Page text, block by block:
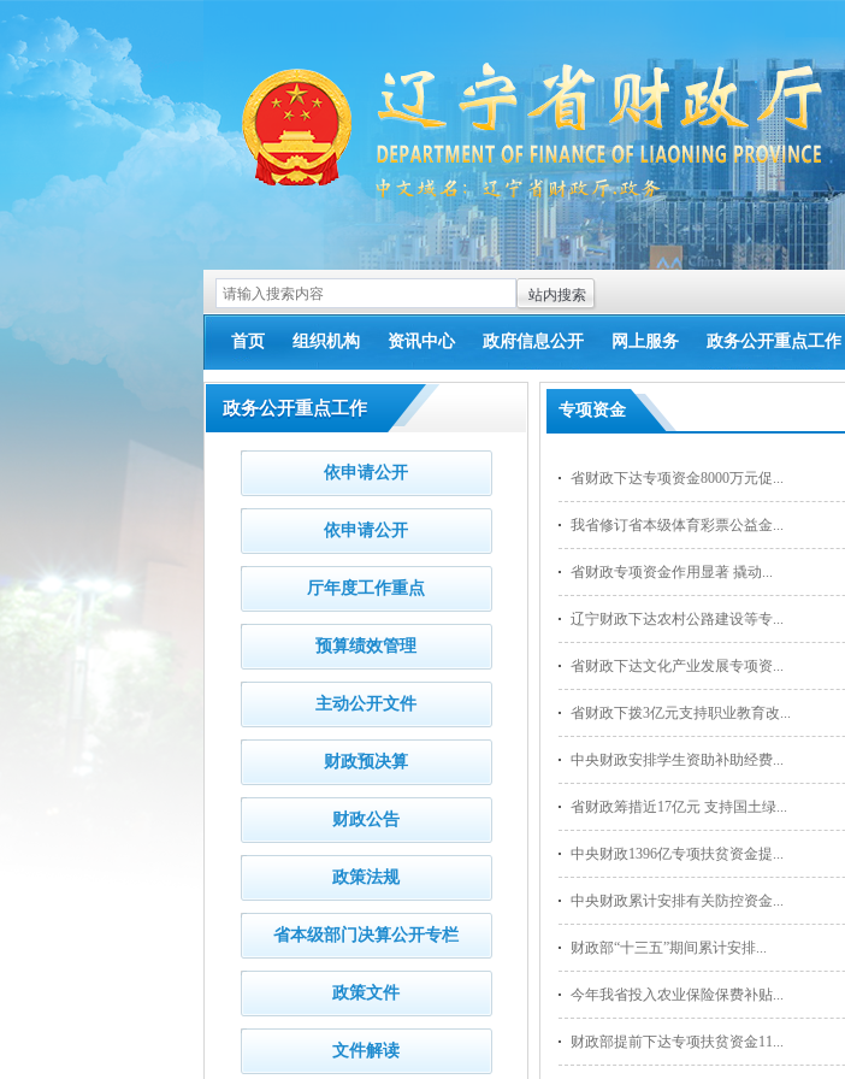
首页 组织机构 资讯中心 政府信息公开 网上服务 政务公开重点工作
政务公开重点工作
依申请公开
依申请公开
厅年度工作重点
预算绩效管理
主动公开文件
财政预决算
财政公告
政策法规
省本级部门决算公开专栏
政策文件
文件解读
专项资金
省财政下达专项资金8000万元促...
我省修订省本级体育彩票公益金...
省财政专项资金作用显著 撬动...
辽宁财政下达农村公路建设等专...
省财政下达文化产业发展专项资...
省财政下拨3亿元支持职业教育改...
中央财政安排学生资助补助经费...
省财政筹措近17亿元 支持国土绿...
中央财政1396亿专项扶贫资金提...
中央财政累计安排有关防控资金...
财政部“十三五”期间累计安排...
今年我省投入农业保险保费补贴...
财政部提前下达专项扶贫资金11...